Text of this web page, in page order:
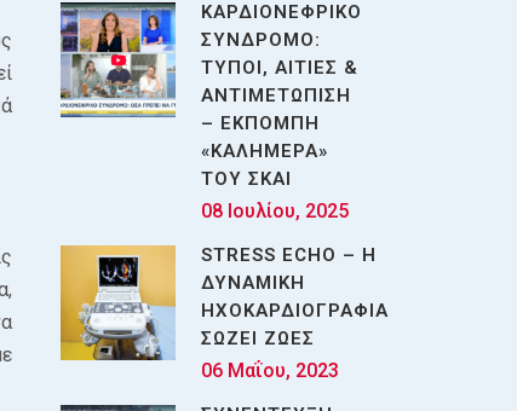
ΚΑΡΔΙΟΝΕΦΡΙΚΟ
ΣΥΝΔΡΟΜΟ:
ΤΥΠΟΙ, ΑΙΤΙΕΣ &
ΑΝΤΙΜΕΤΩΠΙΣΗ
– ΕΚΠΟΜΠΗ
«ΚΑΛΗΜΕΡΑ»
ΤΟΥ ΣΚΑΙ
08 Ιουλίου, 2025
STRESS ECHO – Η
ΔΥΝΑΜΙΚΗ
ΗΧΟΚΑΡΔΙΟΓΡΑΦΙΑ
ΣΩΖΕΙ ΖΩΕΣ
06 Μαΐου, 2023